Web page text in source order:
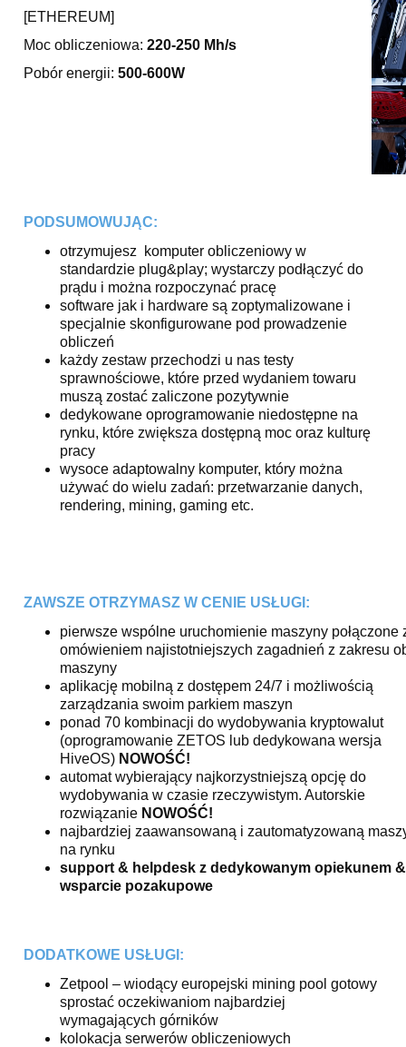
[ETHEREUM]
Moc obliczeniowa: 220-250 Mh/s
Pobór energii: 500-600W
PODSUMOWUJĄC:
otrzymujesz komputer obliczeniowy w
standardzie plug&play; wystarczy podłączyć do
prądu i można rozpoczynać pracę
software jak i hardware są zoptymalizowane i
specjalnie skonfigurowane pod prowadzenie
obliczeń
każdy zestaw przechodzi u nas testy
sprawnościowe, które przed wydaniem towaru
muszą zostać zaliczone pozytywnie
dedykowane oprogramowanie niedostępne na
rynku, które zwiększa dostępną moc oraz kulturę
pracy
wysoce adaptowalny komputer, który można
używać do wielu zadań: przetwarzanie danych,
rendering, mining, gaming etc.
ZAWSZE OTRZYMASZ W CENIE USŁUGI:
pierwsze wspólne uruchomienie maszyny połączone
omówieniem najistotniejszych zagadnień z zakresu
maszyny
aplikację mobilną z dostępem 24/7 i możliwością
zarządzania swoim parkiem maszyn
ponad 70 kombinacji do wydobywania kryptowalut
(oprogramowanie ZETOS lub dedykowana wersja
HiveOS) NOWOŚĆ!
automat wybierający najkorzystniejszą opcję do
wydobywania w czasie rzeczywistym. Autorskie
rozwiązanie NOWOŚĆ!
najbardziej zaawansowaną i zautomatyzowaną
na rynku
support & helpdesk z dedykowanym opiekunem &
wsparcie pozakupowe
DODATKOWE USŁUGI:
Zetpool – wiodący europejski mining pool gotowy
sprostać oczekiwaniom najbardziej
wymagających górników
kolokacja serwerów obliczeniowych